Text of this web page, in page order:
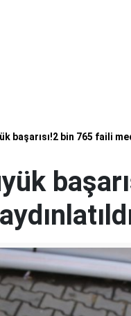
başarısı!2 bin 765 faili